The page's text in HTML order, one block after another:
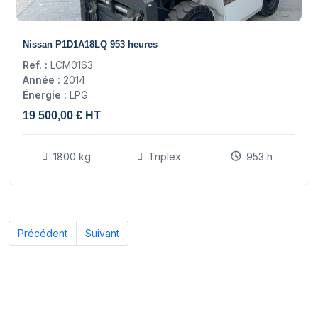
Nissan P1D1A18LQ 953 heures
Ref. : LCM0163
Année : 2014
Énergie : LPG
19 500,00 € HT
1800 kg Triplex 953 h
Précédent Suivant